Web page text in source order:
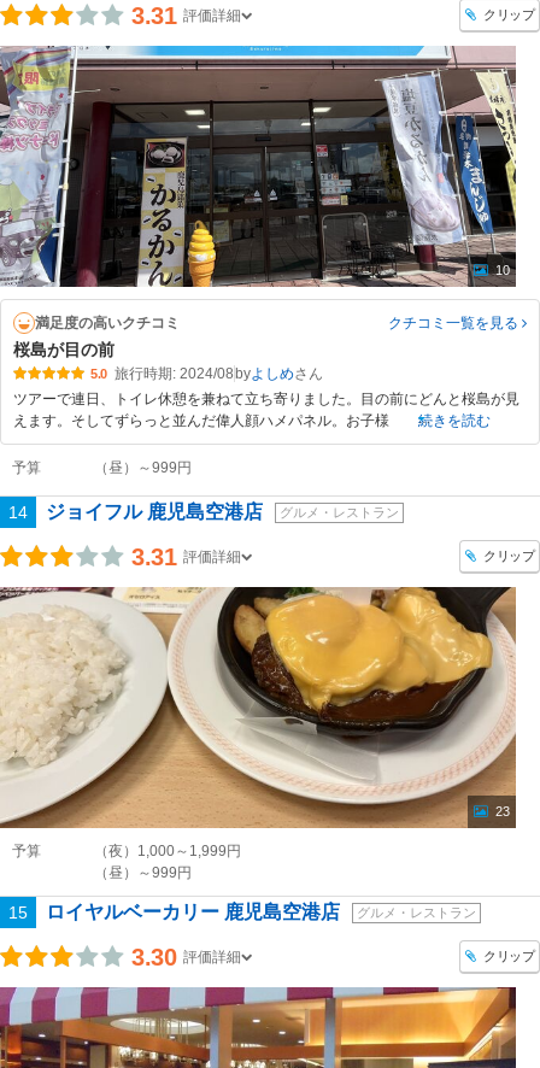
3.31 評価詳細 クリップ
10
満足度の高いクチコミ クチコミ一覧を見る
桜島が目の前
5.0 旅行時期: 2024/08byよしめ
ツアーで連日、トイレ休憩を兼ねて立ち寄りました。目の前にどんと桜島が見
えます。そしてずらっと並んだ偉人顔ハメパネル。お子様
続きを読む
予算 （昼）～999円
14 ジョイフル 鹿児島空港店 グルメ・レストラン
3.31 評価詳細 クリップ
23
予算
（夜）1,000～1,999円
（昼）～999円
15 ロイヤルベーカリー 鹿児島空港店 グルメ・レストラン
3.30 評価詳細 クリップ